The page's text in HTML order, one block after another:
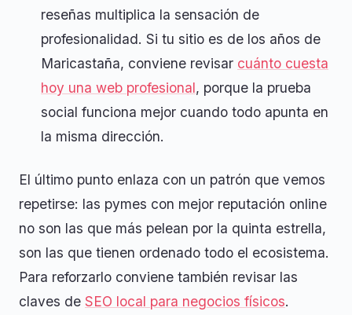
reseñas multiplica la sensación de
profesionalidad. Si tu sitio es de los años de
Maricastaña, conviene revisar cuánto cuesta
hoy una web profesional, porque la prueba
social funciona mejor cuando todo apunta en
la misma dirección.
El último punto enlaza con un patrón que vemos
repetirse: las pymes con mejor reputación online
no son las que más pelean por la quinta estrella,
son las que tienen ordenado todo el ecosistema.
Para reforzarlo conviene también revisar las
claves de SEO local para negocios físicos.